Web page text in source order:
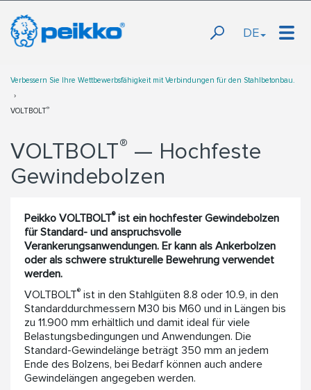
DE
Verbessern Sie Ihre Wettbewerbsfähigkeit mit Verbindungen für den Stahlbetonbau.
VOLTBOLT®
VOLTBOLT® — Hochfeste
Gewindebolzen
Peikko VOLTBOLT®ist ein hochfester Gewindebolzen
für Standard- und anspruchsvolle
Verankerungsanwendungen. Er kann als Ankerbolzen
oder als schwere strukturelle Bewehrung verwendet
werden.
VOLTBOLT® ist in den Stahlgüten 8.8 oder 10.9, in den
Standarddurchmessern M30 bis M60 und in Längen bis
zu 11.900 mm erhältlich und damit ideal für viele
Belastungsbedingungen und Anwendungen. Die
Standard-Gewindelänge beträgt 350 mm an jedem
Ende des Bolzens, bei Bedarf können auch andere
Gewindelängen angegeben werden.